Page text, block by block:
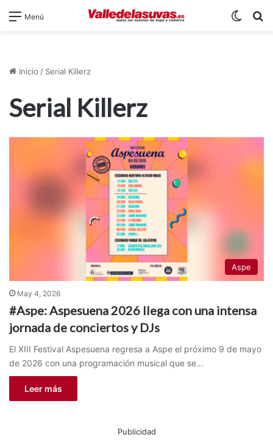
Menú
Inicio / Serial Killerz
Serial Killerz
Aspe
May 4, 2026
#Aspe: Aspesuena 2026 llega con una intensa
jornada de conciertos y DJs
El XIII Festival Aspesuena regresa a Aspe el próximo 9 de mayo
de 2026 con una programación musical que se…
Leer más
Publicidad